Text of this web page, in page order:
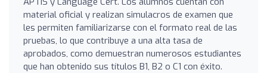
material oficial y realizan simulacros de examen que
les permiten familiarizarse con el formato real de las
pruebas, lo que contribuye a una alta tasa de
aprobados, como demuestran numerosos estudiantes
que han obtenido sus títulos B1, B2 o C1 con éxito.